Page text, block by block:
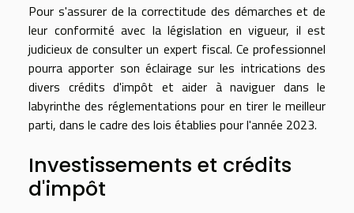
Pour s'assurer de la correctitude des démarches et de
leur conformité avec la législation en vigueur, il est
judicieux de consulter un expert fiscal. Ce professionnel
pourra apporter son éclairage sur les intrications des
divers crédits d'impôt et aider à naviguer dans le
labyrinthe des réglementations pour en tirer le meilleur
parti, dans le cadre des lois établies pour l'année 2023.
Investissements et crédits
d'impôt